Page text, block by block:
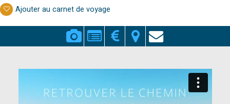
Ajouter au carnet de voyage